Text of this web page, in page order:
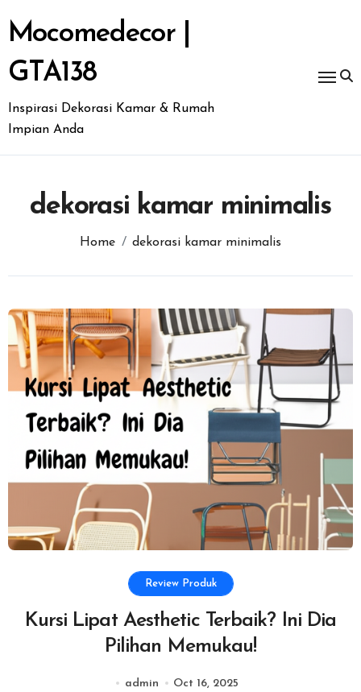
to
content
Mocomedecor |
GTA138
Inspirasi Dekorasi Kamar & Rumah
Impian Anda
dekorasi kamar minimalis
Home dekorasi kamar minimalis
Review Produk
Kursi Lipat Aesthetic Terbaik? Ini Dia
Pilihan Memukau!
admin Oct 16, 2025